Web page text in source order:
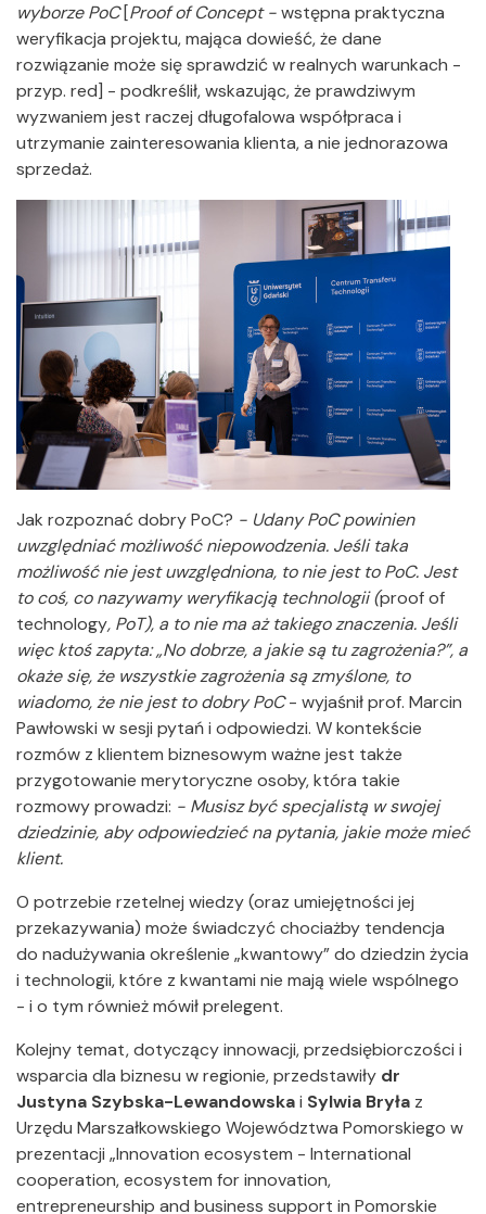
wyborze PoC[Proof of Concept -wstępna praktyczna
weryfikacja projektu, mająca dowieść, że dane
rozwiązanie może się sprawdzić w realnych warunkach -
przyp. red] - podkreślił, wskazując, że prawdziwym
wyzwaniem jest raczej długofalowa współpraca i
utrzymanie zainteresowania klienta, a nie jednorazowa
sprzedaż.
Jak rozpoznać dobry PoC? - Udany PoC powinien
uwzględniać możliwość niepowodzenia. Jeśli taka
możliwość nie jest uwzględniona, to nie jest to PoC. Jest
to coś, co nazywamy weryfikacją technologii (proof of
technology, PoT), a to nie ma aż takiego znaczenia. Jeśli
więc ktoś zapyta: „No dobrze, a jakie są tu zagrożenia?”, a
okaże się, że wszystkie zagrożenia są zmyślone, to
wiadomo, że nie jest to dobry PoC- wyjaśnił prof. Marcin
Pawłowski w sesji pytań i odpowiedzi. W kontekście
rozmów z klientem biznesowym ważne jest także
przygotowanie merytoryczne osoby, która takie
rozmowy prowadzi: - Musisz być specjalistą w swojej
dziedzinie, aby odpowiedzieć na pytania, jakie może mieć
klient.
O potrzebie rzetelnej wiedzy (oraz umiejętności jej
przekazywania) może świadczyć chociażby tendencja
do nadużywania określenie „kwantowy” do dziedzin życia
i technologii, które z kwantami nie mają wiele wspólnego
- i o tym również mówił prelegent.
Kolejny temat, dotyczący innowacji, przedsiębiorczości i
wsparcia dla biznesu w regionie, przedstawiły dr
Justyna Szybska-Lewandowskai Sylwia Bryła z
Urzędu Marszałkowskiego Województwa Pomorskiego w
prezentacji „Innovation ecosystem - International
cooperation, ecosystem for innovation,
entrepreneurship and business support in Pomorskie